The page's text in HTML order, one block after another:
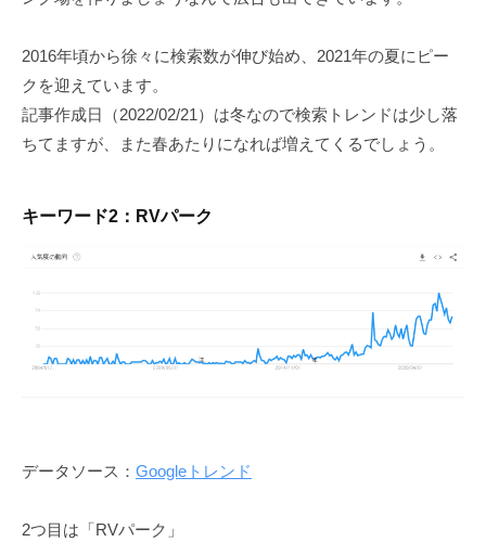
2016年頃から徐々に検索数が伸び始め、2021年の夏にピー
クを迎えています。
記事作成日（2022/02/21）は冬なので検索トレンドは少し落
ちてますが、また春あたりになれば増えてくるでしょう。
キーワード2：RVパーク
データソース： Googleトレンド
2つ目は「RVパーク」